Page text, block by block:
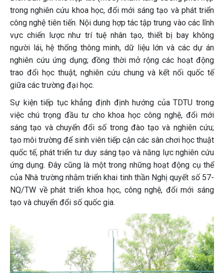
trong nghiên cứu khoa học, đổi mới sáng tạo và phát triển
công nghệ tiên tiến. Nội dung hợp tác tập trung vào các lĩnh
vực chiến lược như trí tuệ nhân tạo, thiết bị bay không
người lái, hệ thống thông minh, dữ liệu lớn và các dự án
nghiên cứu ứng dụng; đồng thời mở rộng các hoạt động
trao đổi học thuật, nghiên cứu chung và kết nối quốc tế
giữa các trường đại học.
Sự kiện tiếp tục khẳng định định hướng của TDTU trong
việc chú trọng đầu tư cho khoa học công nghệ, đổi mới
sáng tạo và chuyển đổi số trong đào tạo và nghiên cứu;
tạo môi trường để sinh viên tiếp cận các sân chơi học thuật
quốc tế, phát triển tư duy sáng tạo và năng lực nghiên cứu
ứng dụng. Đây cũng là một trong những hoạt động cụ thể
của Nhà trường nhằm triển khai tinh thần Nghị quyết số 57-
NQ/TW về phát triển khoa học, công nghệ, đổi mới sáng
tạo và chuyển đổi số quốc gia.